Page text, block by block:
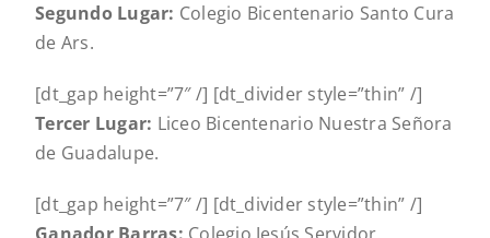
Segundo Lugar: Colegio Bicentenario Santo Cura
de Ars.
[dt_gap height=”7″ /] [dt_divider style=”thin” /]
Tercer Lugar: Liceo Bicentenario Nuestra Señora
de Guadalupe.
[dt_gap height=”7″ /] [dt_divider style=”thin” /]